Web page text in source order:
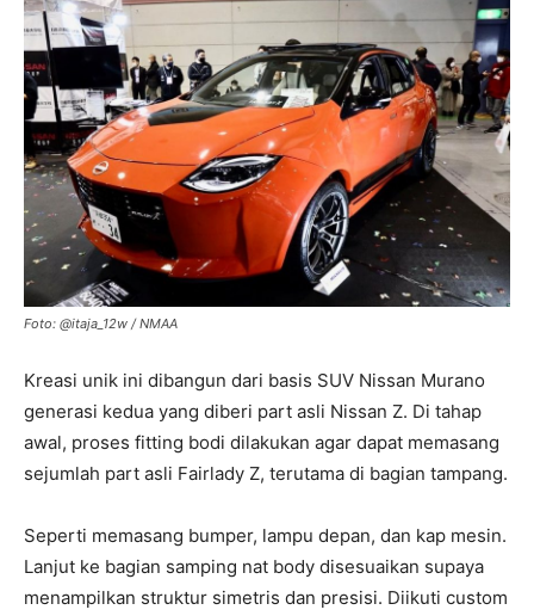
Foto: @itaja_12w / NMAA
Kreasi unik ini dibangun dari basis SUV Nissan Murano
generasi kedua yang diberi part asli Nissan Z. Di tahap
awal, proses fitting bodi dilakukan agar dapat memasang
sejumlah part asli Fairlady Z, terutama di bagian tampang.
Seperti memasang bumper, lampu depan, dan kap mesin.
Lanjut ke bagian samping nat body disesuaikan supaya
menampilkan struktur simetris dan presisi. Diikuti custom